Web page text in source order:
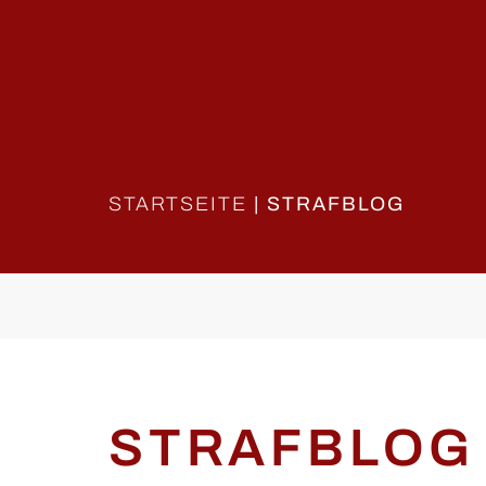
STARTSEITE STRAFBLOG
STRAFBLOG